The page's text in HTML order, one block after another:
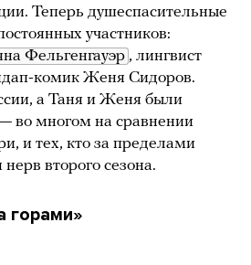
Теперь душеспасительные
участников:
Фельгенгауэр , лингвист
комик Женя Сидоров.
а Таня и Женя были
во многом на сравнении
и тех, кто за пределами
второго сезона.
горами»